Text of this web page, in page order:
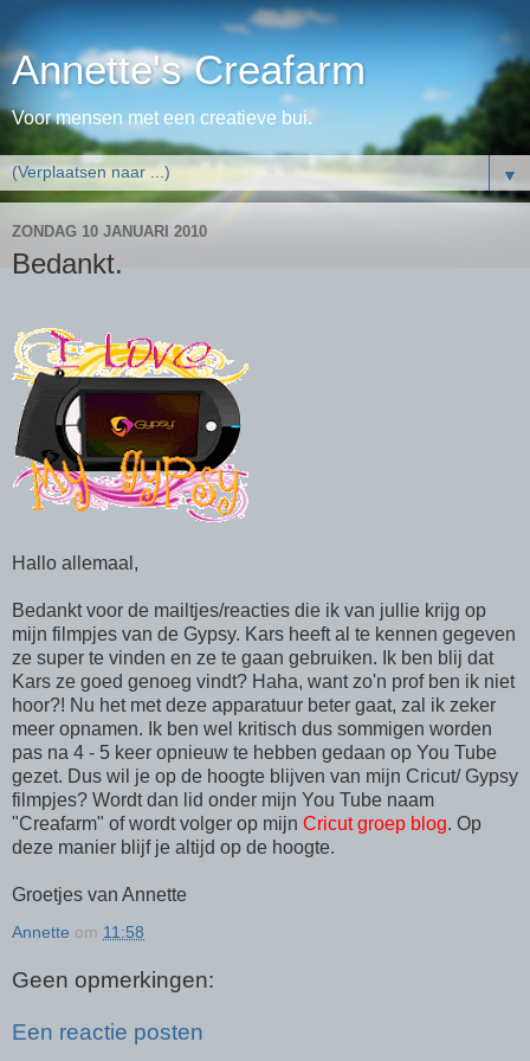
Annette's Creafarm
Voor mensen met een creatieve bui.
▼
ZONDAG 10 JANUARI 2010
Bedankt.
Hallo allemaal,
Bedankt voor de mailtjes/reacties die ik van jullie krijg op
mijn filmpjes van de Gypsy. Kars heeft al te kennen gegeven
ze super te vinden en ze te gaan gebruiken. Ik ben blij dat
Kars ze goed genoeg vindt? Haha, want zo'n prof ben ik niet
hoor?! Nu het met deze apparatuur beter gaat, zal ik zeker
meer opnamen. Ik ben wel kritisch dus sommigen worden
pas na 4 - 5 keer opnieuw te hebben gedaan op You Tube
gezet. Dus wil je op de hoogte blijven van mijn Cricut/ Gypsy
filmpjes? Wordt dan lid onder mijn You Tube naam
"Creafarm" of wordt volger op mijn Cricut groep blog. Op
deze manier blijf je altijd op de hoogte.
Groetjes van Annette
Annette om 11:58
Geen opmerkingen:
Een reactie posten